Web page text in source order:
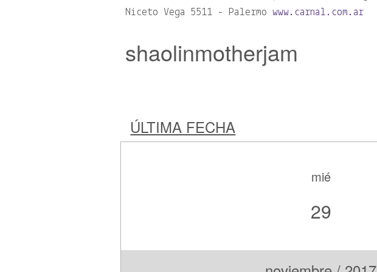
Niceto Vega 5511 - Palermowww.carnal.com.ar
shaolinmotherjam
ÚLTIMA FECHA
mié
29